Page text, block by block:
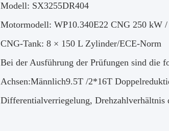
Modell: SX3255DR404
Motormodell: WP10.340E22 CNG 250 kW /
CNG-Tank: 8 × 150 L Zylinder/ECE-Norm
Bei der Ausführung der Prüfungen sind die
Achsen:Männlich9.5T /2*16T
Differentialverriegelung, Drehzahlverhältnis